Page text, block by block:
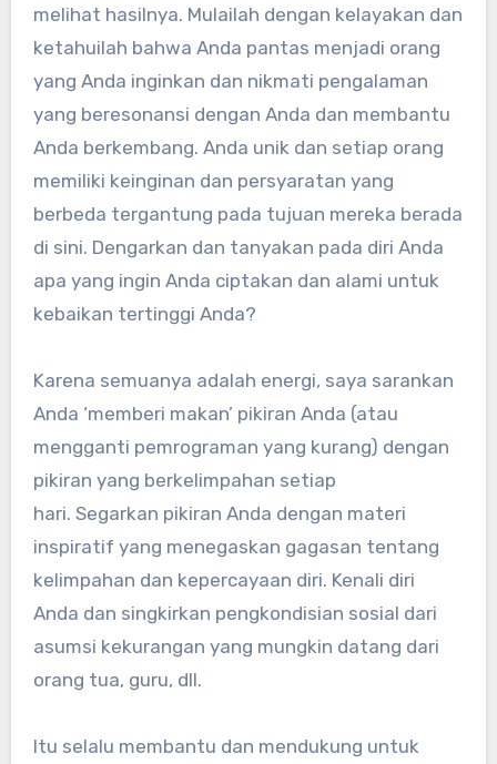
melihat hasilnya. Mulailah dengan kelayakan dan
ketahuilah bahwa Anda pantas menjadi orang
yang Anda inginkan dan nikmati pengalaman
yang beresonansi dengan Anda dan membantu
Anda berkembang. Anda unik dan setiap orang
memiliki keinginan dan persyaratan yang
berbeda tergantung pada tujuan mereka berada
di sini. Dengarkan dan tanyakan pada diri Anda
apa yang ingin Anda ciptakan dan alami untuk
kebaikan tertinggi Anda?
Karena semuanya adalah energi, saya sarankan
Anda ‘memberi makan’ pikiran Anda (atau
mengganti pemrograman yang kurang) dengan
pikiran yang berkelimpahan setiap
hari. Segarkan pikiran Anda dengan materi
inspiratif yang menegaskan gagasan tentang
kelimpahan dan kepercayaan diri. Kenali diri
Anda dan singkirkan pengkondisian sosial dari
asumsi kekurangan yang mungkin datang dari
orang tua, guru, dll.
Itu selalu membantu dan mendukung untuk